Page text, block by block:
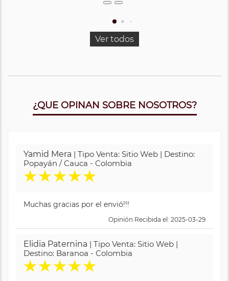
Ver todos
¿QUE OPINAN SOBRE NOSOTROS?
Yamid Mera | Tipo Venta: Sitio Web | Destino:
Popayán / Cauca - Colombia
★★★★★
Muchas gracias por el envió!!!
Opinión Recibida el: 2025-03-29
Elidia Paternina | Tipo Venta: Sitio Web |
Destino: Baranoa - Colombia
★★★★★